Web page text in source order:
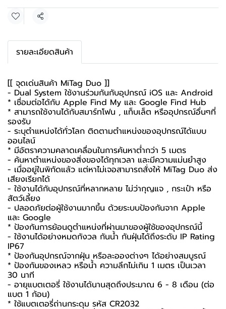
Share
รายละเอียดสินค้า
[[ จุดเด่นสินค้า MiTag Duo ]]
- Dual System ใช้งานร่วมกันกับอุปกรณ์ iOS และ Android
* เชื่อมต่อได้กับ Apple Find My และ Google Find Hub
* สามารถใช้งานได้กับสมาร์ทโฟน , แท็บเล็ต หรืออุปกรณ์อื่นๆที่
รองรับ
- ระบุตำแหน่งได้ทั่วโลก ติดตามตำแหน่งของอุปกรณ์ได้แบบ
ออนไลน์
* มีอัตราความคลาดเคลื่อนในการค้นหาต่ำกว่า 5 เมตร
- ค้นหาตำแหน่งของสิ่งของได้ทุกเวลา และมีความแม่นยำสูง
- เมื่ออยู่ในพิกัดแล้ว แต่หาไม่เจอสามารถสั่งให้ MiTag Duo ส่ง
เสียงเรียกได้
- ใช้งานได้กับอุปกรณ์ที่หลากหลาย ไม่ว่ากุญแจ , กระเป๋า หรือ
สัตว์เลี้ยง
- ปลอดภัยต่อผู้ใช้งานมากขึ้น ด้วยระบบป้องกันจาก Apple
และ Google
* ป้องกันการย้อนดูตำแหน่งที่ผ่านมาของผู้ใช้ของอุปกรณ์นี้
- ใช้งานได้อย่างหมดกังวล กันน้ำ กันฝุ่นได้ถึงระดับ IP Rating
IP67
* ป้องกันอุปกรณ์จากฝุ่น หรือละอองต่างๆ ได้อย่างสมบูรณ์
* ป้องกันของเหลว หรือน้ำ ความลึกไม่เกิน 1 เมตร เป็นเวลา
30 นาที
- อายุแบตเตอรี่ ใช้งานได้นานสุดถึงประมาณ 6 - 8 เดือน (ต่อ
แบต 1 ก้อน)
* ใช้แบตเตอรี่ถ่านกระดุม รหัส CR2032